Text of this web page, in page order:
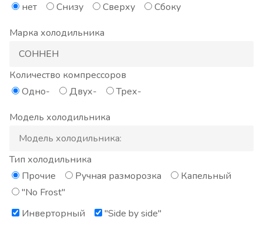
нет
Снизу Сверху
Сбоку
Марка холодильника
Количество компрессоров
Одно-
Двух-
Трех-
Модель холодильника
Тип холодильника
Прочие
Ручная разморозка
Капельный
"No Frost"
Инверторный
"Side by side"